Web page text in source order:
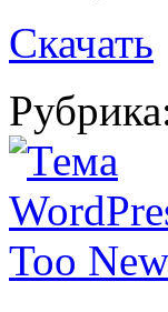
Скачать